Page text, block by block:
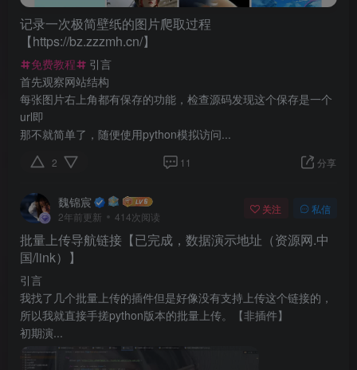
记录一次极简壁纸的图片爬取过程
【https://bz.zzzmh.cn/】
免费教程
引言
首先观察网站结构
每张图片右上角都有保存的功能，检查源码发现这个保存是一个
url即
那不就简单了，随便使用python模拟访问...
2 11 分享
魏锦宸
2年前更新 414次阅读
关注 私信
批量上传导航链接【已完成，数据演示地址（资源网.中
国/link）】
引言
我找了几个批量上传的插件但是好像没有支持上传这个链接的，
所以我就直接手搓python版本的批量上传。【非插件】
初期演...